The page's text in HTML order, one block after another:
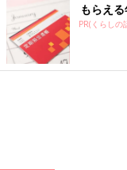
もらえ
PR(くらしの